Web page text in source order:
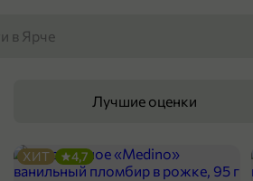
Лучшие оценки
ХИТ 4,7